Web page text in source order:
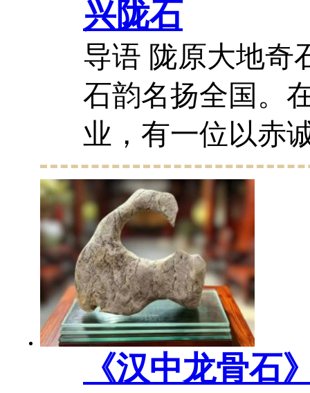
兴陇石
导语 陇原大地奇
石韵名扬全国。
业，有一位以赤
道、以担当之力
路人 张荣光。数
伴，他藏珍鉴石
种、扛起行业媒...
《汉中龙骨石